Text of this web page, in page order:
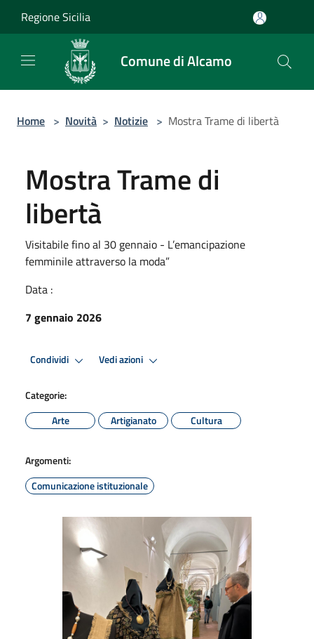
Regione Sicilia
Comune di Alcamo
Home > Novità > Notizie > Mostra Trame di libertà
Mostra Trame di
libertà
Visitabile fino al 30 gennaio - L’emancipazione
femminile attraverso la moda”
Data :
7 gennaio 2026
Condividi Vedi azioni
Categorie:
Arte
Artigianato Cultura
Argomenti:
Comunicazione istituzionale